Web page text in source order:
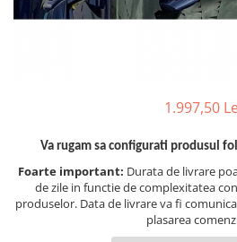
Mercedes Actros MP3
T Line
Scania
Scania R S G P Next Generation
1.997,50
Va rugam sa configurati produsul
Foarte important: Durata de livrare
de zile in functie de complexitatea
produselor. Data de livrare va fi
plasarea